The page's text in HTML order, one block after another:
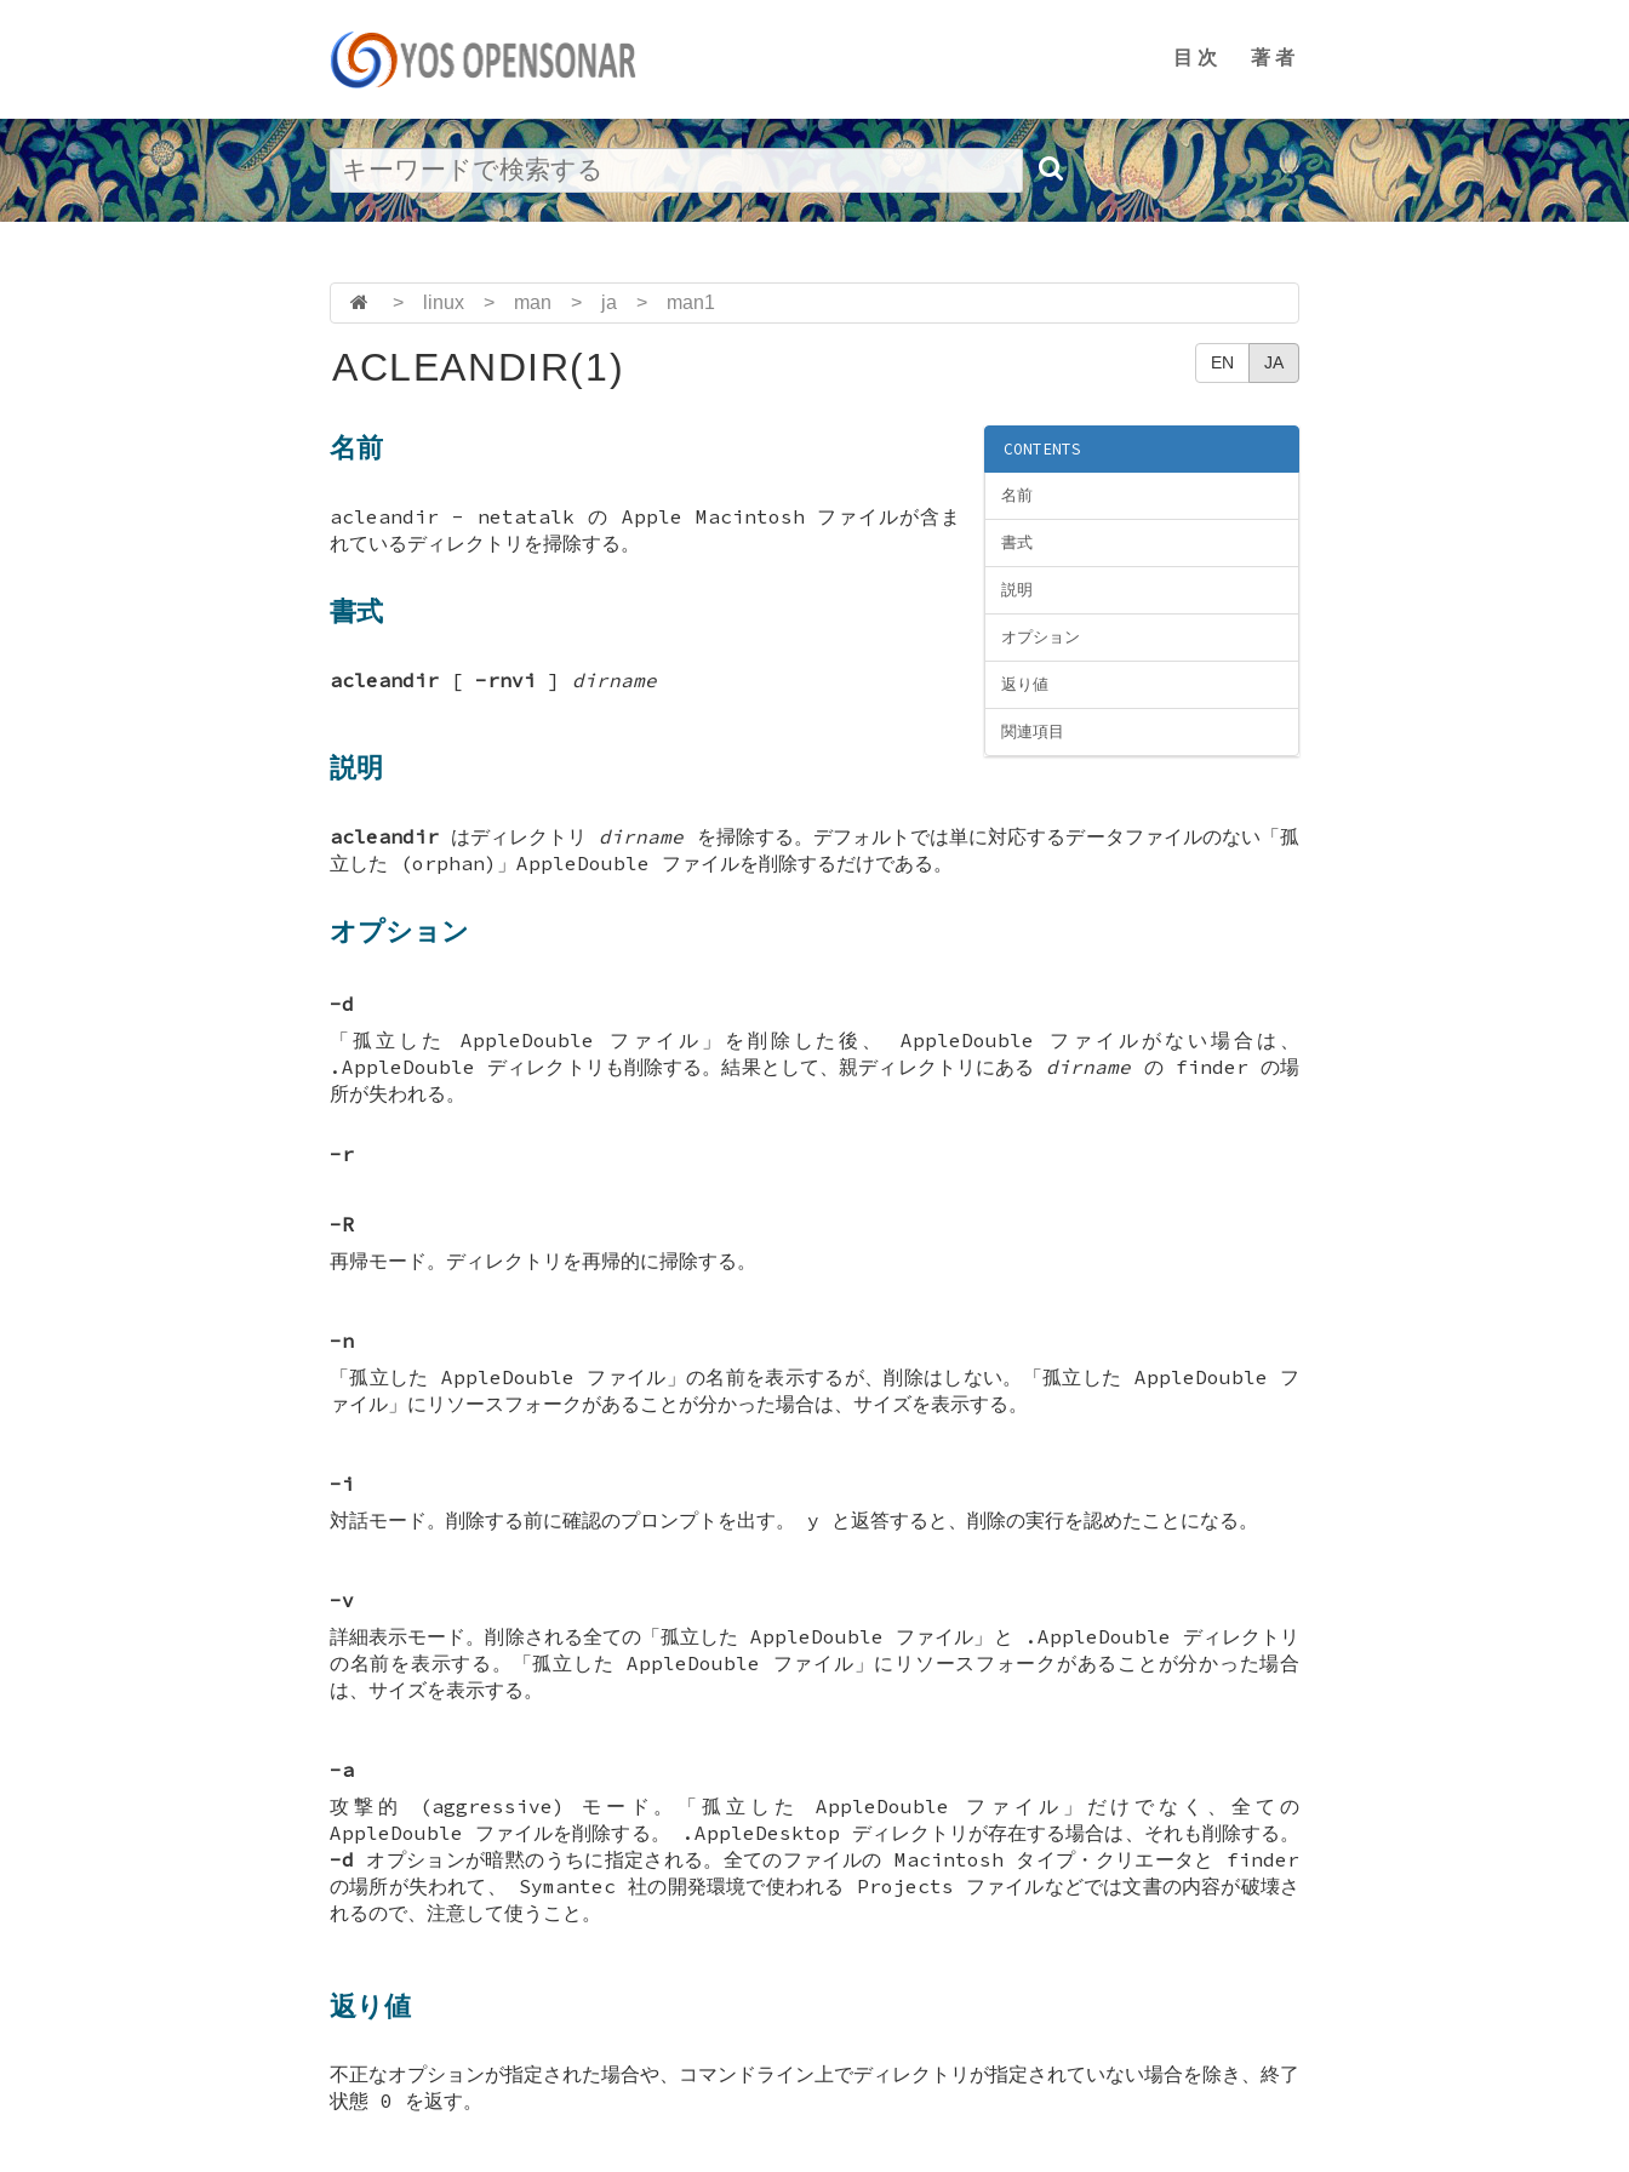
目次 著者
> linux > man > ja > man1
EN JA
ACLEANDIR(1)
CONTENTS
名前
書式
説明
オプション
返り値
関連項目
名前
acleandir - netatalk の Apple Macintosh ファイルが含ま
れているディレクトリを掃除する。
書式
acleandir [ -rnvi ] dirname
説明
acleandir はディレクトリ dirname を掃除する。デフォルトでは単に対応するデータファイルのない「孤
立した (orphan)」AppleDouble ファイルを削除するだけである。
オプション
-d
「孤立した AppleDouble ファイル」を削除した後、 AppleDouble ファイルがない場合は、
.AppleDouble ディレクトリも削除する。結果として、親ディレクトリにある dirname の finder の場
所が失われる。
-r
-R
再帰モード。ディレクトリを再帰的に掃除する。
-n
「孤立した AppleDouble ファイル」の名前を表示するが、削除はしない。「孤立した AppleDouble フ
ァイル」にリソースフォークがあることが分かった場合は、サイズを表示する。
-i
対話モード。削除する前に確認のプロンプトを出す。 y と返答すると、削除の実行を認めたことになる。
-v
詳細表示モード。削除される全ての「孤立した AppleDouble ファイル」と .AppleDouble ディレクトリ
の名前を表示する。「孤立した AppleDouble ファイル」にリソースフォークがあることが分かった場合
は、サイズを表示する。
-a
攻撃的 (aggressive) モード。「孤立した AppleDouble ファイル」だけでなく、全ての
AppleDouble ファイルを削除する。 .AppleDesktop ディレクトリが存在する場合は、それも削除する。
-d オプションが暗黙のうちに指定される。全てのファイルの Macintosh タイプ・クリエータと finder
の場所が失われて、 Symantec 社の開発環境で使われる Projects ファイルなどでは文書の内容が破壊さ
れるので、注意して使うこと。
返り値
不正なオプションが指定された場合や、コマンドライン上でディレクトリが指定されていない場合を除き、終了
状態 0 を返す。